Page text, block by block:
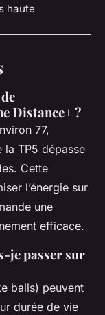
haute
Distance+ ?
77,
la TP5 dépasse
Cette
l’énergie sur
une
efficace.
je passer sur
balls) peuvent
durée de vie